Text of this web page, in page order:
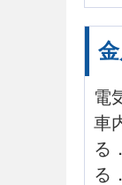
電
車
る
る